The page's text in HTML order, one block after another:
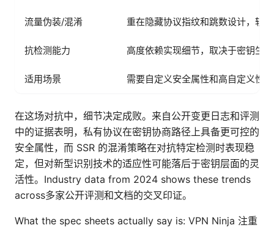
流量伪装/混淆 重在隐藏协议指纹和跳数设计，较
抗检测能力 高度依赖实现细节，取决于密钥生
适用场景 需要自定义安全属性和高自定义性
在这场对抗中，细节决定成败。来自公开变更日志和评测
中的证据表明，私有协议在密钥协商路径上具备更可控的
安全属性，而 SSR 的混淆策略在对抗特定检测时表现稳
定，但对新型识别技术的适应性可能落后于密钥层面的灵
活性。Industry data from 2024 shows these trends
across多家公开评测和文档的交叉印证。
What the spec sheets actually say is: VPN Ninja 注重